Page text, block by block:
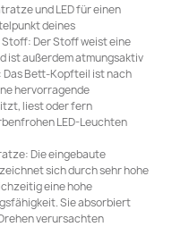
und LED für einen
deines
Der Stoff weist eine
ist außerdem atmungsaktiv
Bett-Kopfteil ist nach
hervorragende
liest oder fern
LED-Leuchten
Die eingebaute
sich durch sehr hohe
eine hohe
Sie absorbiert
verursachten